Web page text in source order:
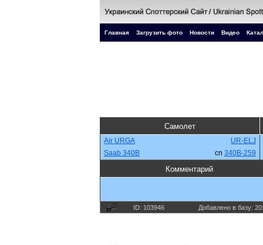
Главная Загрузить фото Новости Видео
Самолет
Air URGA
UR-ELJ
Saab 340B
cn 340B-259
Комментарий
ID: 103946 Добавлено в базу: